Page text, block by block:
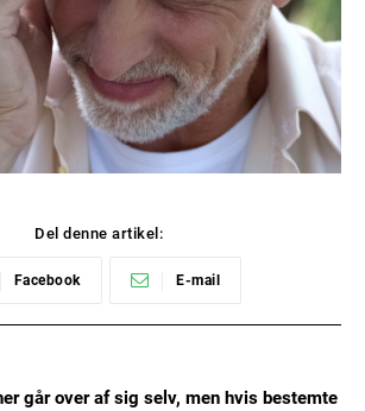
Del denne artikel:
Facebook E-mail
går over af sig selv, men hvis bestemte